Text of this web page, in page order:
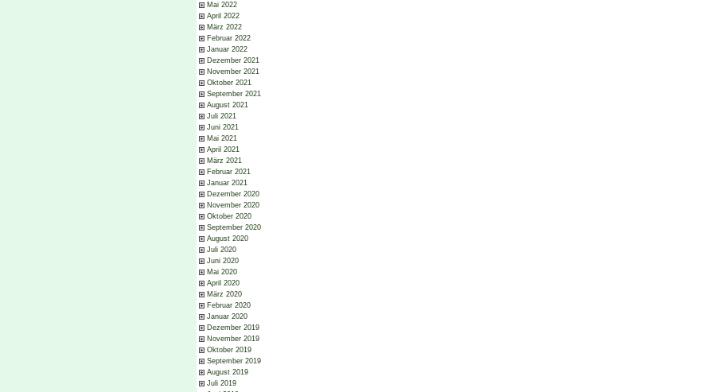
Mai 2022
April 2022
März 2022
Februar 2022
Januar 2022
Dezember 2021
November 2021
Oktober 2021
September 2021
August 2021
Juli 2021
Juni 2021
Mai 2021
April 2021
März 2021
Februar 2021
Januar 2021
Dezember 2020
November 2020
Oktober 2020
September 2020
August 2020
Juli 2020
Juni 2020
Mai 2020
April 2020
März 2020
Februar 2020
Januar 2020
Dezember 2019
November 2019
Oktober 2019
September 2019
August 2019
Juli 2019